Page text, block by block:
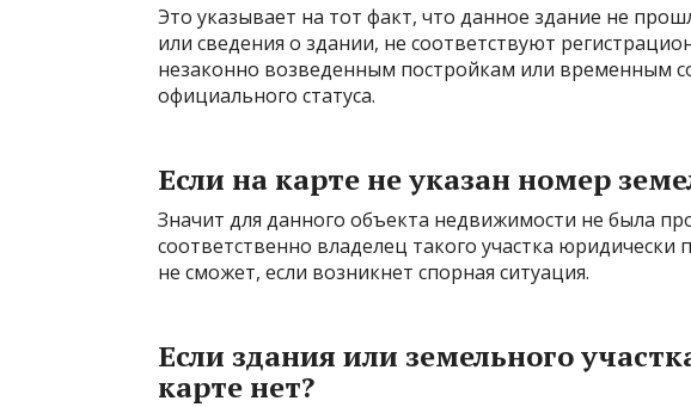
Это указывает на тот факт, что данное здание не
или сведения о здании, не соответствуют
незаконно возведенным постройкам или временным
официального статуса.
Если на карте не указан номер
Значит для данного объекта недвижимости не была
соответственно владелец такого участка юридически
не сможет, если возникнет спорная ситуация.
Если здания или земельного
карте нет?